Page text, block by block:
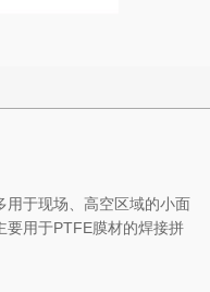
于现场、高空区域的小面
用于PTFE膜材的焊接拼